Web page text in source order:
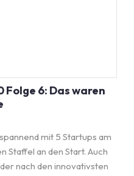
Folge 6: Das waren
mit 5 Startups am
Staffel an den Start. Auch
nach den innovativsten